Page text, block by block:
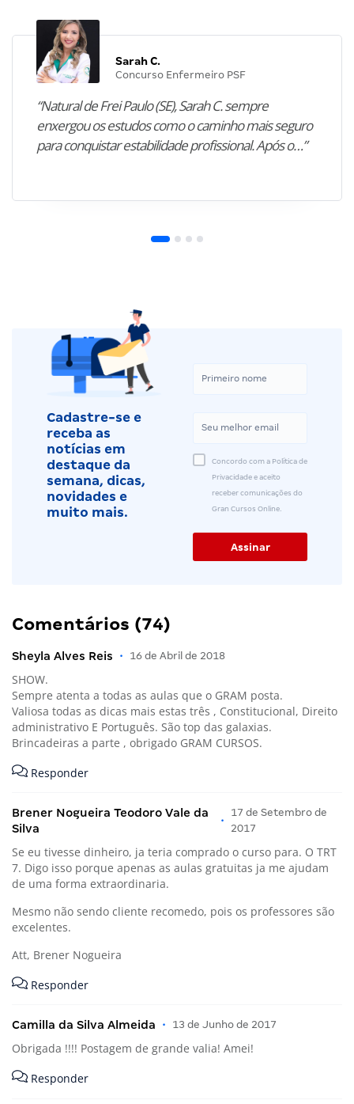
Sarah C.
Concurso Enfermeiro PSF
“Natural de Frei Paulo (SE), Sarah C. sempre
enxergou os estudos como o caminho mais seguro
para conquistar estabilidade profissional. Após o…”
Cadastre-se e
receba as
notícias em
destaque da
semana, dicas,
novidades e
muito mais.
Concordo com a Política de
Privacidade e aceito
receber comunicações do
Gran Cursos Online.
Comentários (74)
Sheyla Alves Reis • 16 de Abril de 2018
SHOW.
Sempre atenta a todas as aulas que o GRAM posta.
Valiosa todas as dicas mais estas três , Constitucional, Direito
administrativo E Português. São top das galaxias.
Brincadeiras a parte , obrigado GRAM CURSOS.
Responder
Brener Nogueira Teodoro Vale da
Silva
•
17 de Setembro de
2017
Se eu tivesse dinheiro, ja teria comprado o curso para. O TRT
7. Digo isso porque apenas as aulas gratuitas ja me ajudam
de uma forma extraordinaria.
Mesmo não sendo cliente recomedo, pois os professores são
excelentes.
Att, Brener Nogueira
Responder
Camilla da Silva Almeida • 13 de Junho de 2017
Obrigada !!!! Postagem de grande valia! Amei!
Responder